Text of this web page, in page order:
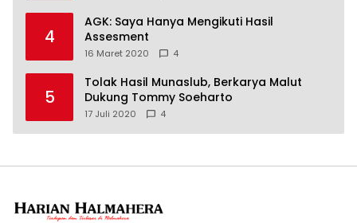
4
AGK: Saya Hanya Mengikuti Hasil
Assesment
16 Maret 2020 4
5
Tolak Hasil Munaslub, Berkarya Malut
Dukung Tommy Soeharto
17 Juli 2020 4